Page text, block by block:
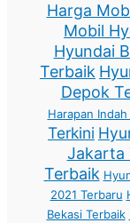
Harga
Mobil
Hyundai
Terbaik
Depok
Harapan
Terkini
Jakarta
Terbaik
2021 Terbaru
Bekasi Terbaik